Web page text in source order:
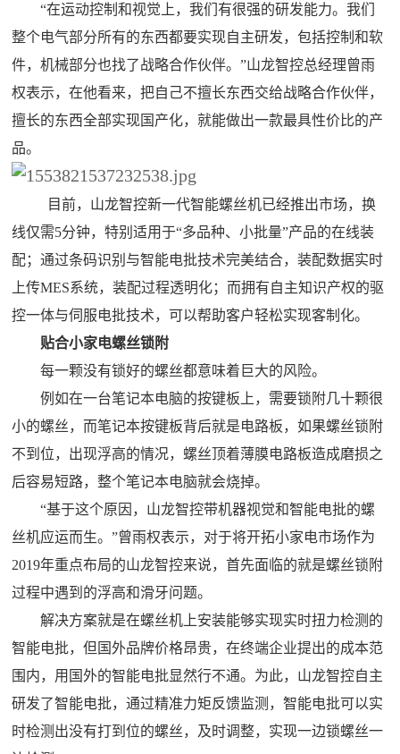
“在运动控制和视觉上，我们有很强的研发能力。我们
整个电气部分所有的东西都要实现自主研发，包括控制和软
件，机械部分也找了战略合作伙伴。”山龙智控总经理曾雨
权表示，在他看来，把自己不擅长东西交给战略合作伙伴，
擅长的东西全部实现国产化，就能做出一款最具性价比的产
品。
目前，山龙智控新一代智能螺丝机已经推出市场，换
线仅需5分钟，特别适用于“多品种、小批量”产品的在线装
配；通过条码识别与智能电批技术完美结合，装配数据实时
上传MES系统，装配过程透明化；而拥有自主知识产权的驱
控一体与伺服电批技术，可以帮助客户轻松实现客制化。
贴合小家电螺丝锁附
每一颗没有锁好的螺丝都意味着巨大的风险。
例如在一台笔记本电脑的按键板上，需要锁附几十颗很
小的螺丝，而笔记本按键板背后就是电路板，如果螺丝锁附
不到位，出现浮高的情况，螺丝顶着薄膜电路板造成磨损之
后容易短路，整个笔记本电脑就会烧掉。
“基于这个原因，山龙智控带机器视觉和智能电批的螺
丝机应运而生。”曾雨权表示，对于将开拓小家电市场作为
2019年重点布局的山龙智控来说，首先面临的就是螺丝锁附
过程中遇到的浮高和滑牙问题。
解决方案就是在螺丝机上安装能够实现实时扭力检测的
智能电批，但国外品牌价格昂贵，在终端企业提出的成本范
围内，用国外的智能电批显然行不通。为此，山龙智控自主
研发了智能电批，通过精准力矩反馈监测，智能电批可以实
时检测出没有打到位的螺丝，及时调整，实现一边锁螺丝一